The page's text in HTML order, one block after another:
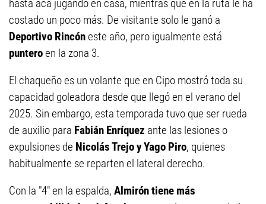
hasta acá jugando en casa, mientras que en la ruta le ha
costado un poco más. De visitante solo le ganó a
Deportivo Rincóneste año, pero igualmente está
punteroen la zona 3.
El chaqueño es un volante que en Cipo mostró toda su
capacidad goleadora desde que llegó en el verano del
2025. Sin embargo, esta temporada tuvo que ser rueda
de auxilio para Fabián Enríquez ante las lesiones o
expulsiones de Nicolás Trejo y Yago Piro, quienes
habitualmente se reparten el lateral derecho.
Con la "4" en la espalda, Almirón tiene más